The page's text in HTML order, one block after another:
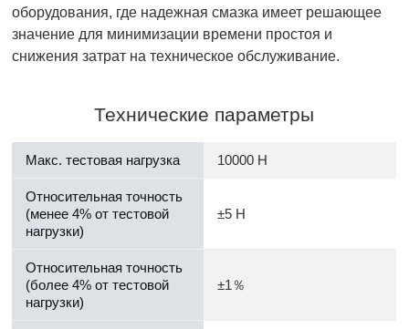
оборудования, где надежная смазка имеет решающее
значение для минимизации времени простоя и
снижения затрат на техническое обслуживание.
Технические параметры
Макс. тестовая нагрузка 10000 Н
Относительная точность
(менее 4% от тестовой
нагрузки)
±5 Н
Относительная точность
(более 4% от тестовой
нагрузки)
±1％